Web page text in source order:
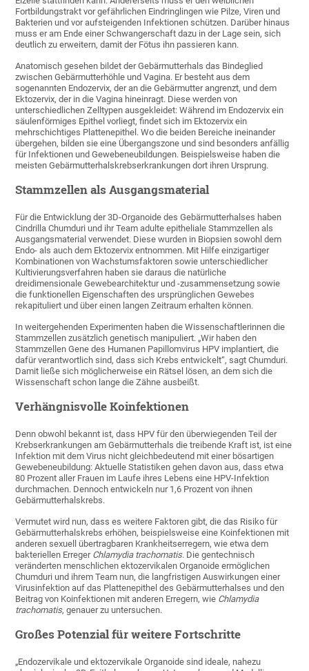
Fortbildungstrakt vor gefährlichen Eindringlingen wie Pilze, Viren und
Bakterien und vor aufsteigenden Infektionen schützen. Darüber hinaus
muss er am Ende einer Schwangerschaft dazu in der Lage sein, sich
deutlich zu erweitern, damit der Fötus ihn passieren kann.
Anatomisch gesehen bildet der Gebärmutterhals das Bindeglied
zwischen Gebärmutterhöhle und Vagina. Er besteht aus dem
sogenannten Endozervix, der an die Gebärmutter angrenzt, und dem
Ektozervix, der in die Vagina hineinragt. Diese werden von
unterschiedlichen Zelltypen ausgekleidet: Während im Endozervix ein
säulenförmiges Epithel vorliegt, findet sich im Ektozervix ein
mehrschichtiges Plattenepithel. Wo die beiden Bereiche ineinander
übergehen, bilden sie eine Übergangszone und sind besonders anfällig
für Infektionen und Gewebeneubildungen. Beispielsweise haben die
meisten Gebärmutterhalskrebserkrankungen dort ihren Ursprung.
Stammzellen als Ausgangsmaterial
Für die Entwicklung der 3D-Organoide des Gebärmutterhalses haben
Cindrilla Chumduri und ihr Team adulte epitheliale Stammzellen als
Ausgangsmaterial verwendet. Diese wurden in Biopsien sowohl dem
Endo- als auch dem Ektozervix entnommen. Mit Hilfe einzigartiger
Kombinationen von Wachstumsfaktoren sowie unterschiedlicher
Kultivierungsverfahren haben sie daraus die natürliche
dreidimensionale Gewebearchitektur und -zusammensetzung sowie
die funktionellen Eigenschaften des ursprünglichen Gewebes
rekapituliert und über einen langen Zeitraum erhalten können.
In weitergehenden Experimenten haben die Wissenschaftlerinnen die
Stammzellen zusätzlich genetisch manipuliert. „Wir haben den
Stammzellen Gene des Humanen Papillomvirus HPV implantiert, die
dafür verantwortlich sind, dass sich Krebs entwickelt“, sagt Chumduri.
Damit ließe sich möglicherweise ein Rätsel lösen, an dem sich die
Wissenschaft schon lange die Zähne ausbeißt.
Verhängnisvolle Koinfektionen
Denn obwohl bekannt ist, dass HPV für den überwiegenden Teil der
Krebserkrankungen am Gebärmutterhals die treibende Kraft ist, ist eine
Infektion mit dem Virus nicht gleichbedeutend mit einer bösartigen
Gewebeneubildung: Aktuelle Statistiken gehen davon aus, dass etwa
80 Prozent aller Frauen im Laufe ihres Lebens eine HPV-Infektion
durchmachen. Dennoch entwickeln nur 1,6 Prozent von ihnen
Gebärmutterhalskrebs.
Vermutet wird nun, dass es weitere Faktoren gibt, die das Risiko für
Gebärmutterhalskrebs erhöhen, beispielsweise eine Koinfektionen mit
anderen sexuell übertragbaren Krankheitserregern, wie etwa dem
bakteriellen Erreger Chlamydia trachomatis. Die gentechnisch
veränderten menschlichen ektozervikalen Organoide ermöglichen
Chumduri und ihrem Team nun, die langfristigen Auswirkungen einer
Virusinfektion auf das Plattenepithel des Gebärmutterhalses und den
Beitrag von Koinfektionen mit anderen Erregern, wie Chlamydia
trachomatis, genauer zu untersuchen.
Großes Potenzial für weitere Fortschritte
„Endozervikale und ektozervikale Organoide sind ideale, nahezu